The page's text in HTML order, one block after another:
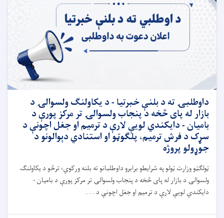
داوطلبۍ ته د بلنې خبرتیا - د یکاولنګ ولسوالۍ د
بازار له پای څخه د پنجاب ولسوالۍ تر مرکز پورې د
بامیان - دایکندي لویې لارې د ترمیم او جغل اچونې د
سړک د فرش ترمیم، پلګوټو او استنادي دېوالونو د
جوړولو پروژه
ټولګټو وزارت ټولو په شرایطو برابرو داوطلبانو ته بلنه ورکوي؛ ترڅود یکاولنګ
ولسوالۍ د بازار له پای څخه د پنجاب ولسوالۍ تر مرکز پورې د بامیان -
دایکنديلویې لارې د ترمیم او جغل اچونې د . . .